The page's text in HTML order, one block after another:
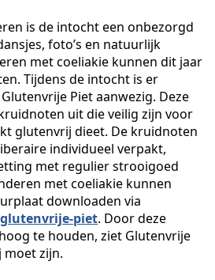
is de intocht een onbezorgd
foto’s en natuurlijk
met coeliakie kunnen dit jaar
Tijdens de intocht is er
Piet aanwezig. Deze
uit die veilig zijn voor
glutenvrij dieet. De kruidnoten
individueel verpakt,
met regulier strooigoed
met coeliakie kunnen
downloaden via
piet. Door deze
te houden, ziet Glutenvrije
moet zijn.